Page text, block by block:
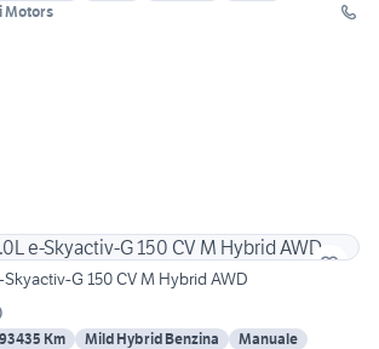
Motors
G 150 CV M Hybrid AWD
)
93435 Km Mild Hybrid Benzina
Manuale